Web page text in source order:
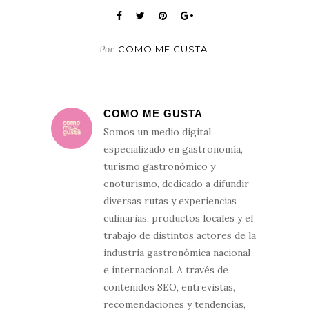
Por COMO ME GUSTA
COMO ME GUSTA
Somos un medio digital
especializado en gastronomía,
turismo gastronómico y
enoturismo, dedicado a difundir
diversas rutas y experiencias
culinarias, productos locales y el
trabajo de distintos actores de la
industria gastronómica nacional
e internacional. A través de
contenidos SEO, entrevistas,
recomendaciones y tendencias,